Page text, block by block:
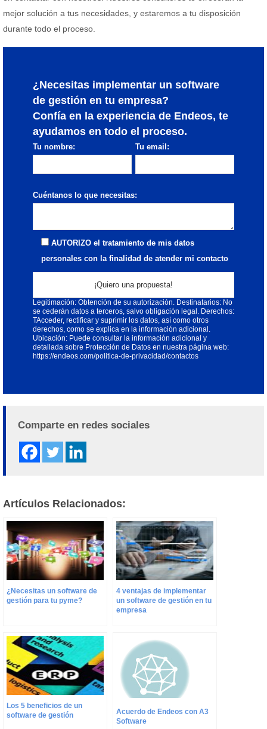
mejor solución a tus necesidades, y estaremos a tu disposición
durante todo el proceso.
¿Necesitas implementar un software
de gestión en tu empresa?
Confía en la experiencia de Endeos, te
ayudamos en todo el proceso.
Tu nombre: Tu email:
Cuéntanos lo que necesitas:
AUTORIZO el tratamiento de mis datos
personales con la finalidad de atender mi contacto
Legitimación: Obtención de su autorización. Destinatarios: No
se cederán datos a terceros, salvo obligación legal. Derechos:
TAcceder, rectificar y suprimir los datos, así como otros
derechos, como se explica en la información adicional.
Ubicación: Puede consultar la información adicional y
detallada sobre Protección de Datos en nuestra página web:
https://endeos.com/politica-de-privacidad/contactos
Comparte en redes sociales
Artículos Relacionados:
¿Necesitas un software de
gestión para tu pyme?
4 ventajas de implementar
un software de gestión en tu
empresa
Los 5 beneficios de un
software de gestión
Acuerdo de Endeos con A3
Software